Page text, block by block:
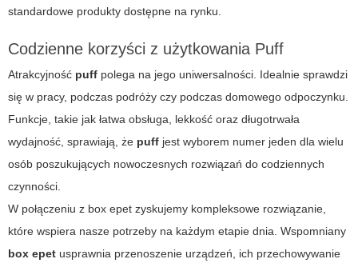
standardowe produkty dostępne na rynku.
Codzienne korzyści z użytkowania Puff
Atrakcyjność puff polega na jego uniwersalności. Idealnie sprawdzi
się w pracy, podczas podróży czy podczas domowego odpoczynku.
Funkcje, takie jak łatwa obsługa, lekkość oraz długotrwała
wydajność, sprawiają, że puff jest wyborem numer jeden dla wielu
osób poszukujących nowoczesnych rozwiązań do codziennych
czynności.
W połączeniu z box epet zyskujemy kompleksowe rozwiązanie,
które wspiera nasze potrzeby na każdym etapie dnia. Wspomniany
box epet usprawnia przenoszenie urządzeń, ich przechowywanie